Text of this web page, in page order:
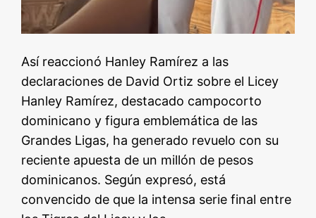
Así reaccionó Hanley Ramírez a las
declaraciones de David Ortiz sobre el Licey
Hanley Ramírez, destacado campocorto
dominicano y figura emblemática de las
Grandes Ligas, ha generado revuelo con su
reciente apuesta de un millón de pesos
dominicanos. Según expresó, está
convencido de que la intensa serie final entre